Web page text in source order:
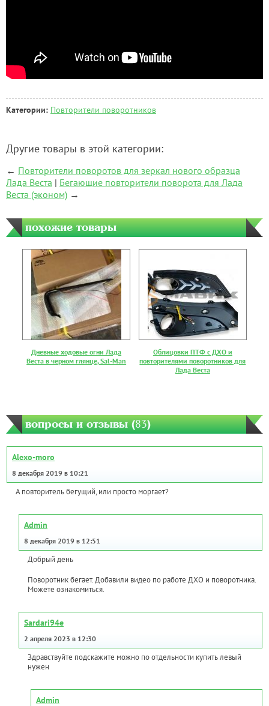
Категории: Повторители поворотников
Другие товары в этой категории:
← Повторители поворотов для зеркал нового образца
Лада Веста | Бегающие повторители поворота для Лада
Веста (эконом) →
похожие товары
Дневные ходовые огни Лада
Веста в черном глянце, Sal-Man
Облицовки ПТФ с ДХО и
повторителями поворотников для
Лада Веста
вопросы и отзывы (83)
Alexo-moro
8 декабря 2019 в 10:21
А повторитель бегущий, или просто моргает?
Admin
8 декабря 2019 в 12:51
Добрый день
Поворотник бегает. Добавили видео по работе ДХО и поворотника.
Можете ознакомиться.
Sardari94e
2 апреля 2023 в 12:30
Здравствуйте подскажите можно по отдельности купить левый
нужен
Admin